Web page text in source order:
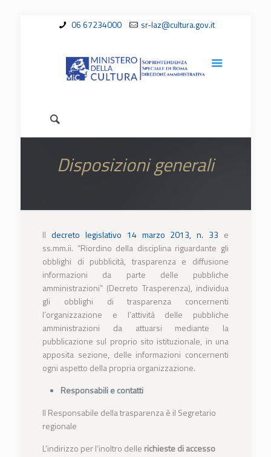
06 67234000 sr-laz@cultura.gov.it
Disposizioni generali
Il decreto legislativo 14 marzo 2013, n. 33 e
ss.mm.ii. “Riordino della disciplina riguardante gli
obblighi di pubblicità, trasparenza e diffusione
informazioni da parte delle pubbliche
amministrazioni” (Decreto Trasperenza), individua
gli obblighi di trasparenza concernenti
l’organizzazione e l’attività delle pubbliche
amministrazioni da attuarsi mediante la
pubblicazione sul proprio sito istituzionale, in una
apposita sezione, delle informazioni concernenti
ogni aspetto della propria organizzazione.
Responsabili e contatti
Il Responsabile della trasparenza è il Segretario
regionale
L’indirizzo per l’inoltro delle richieste di accesso